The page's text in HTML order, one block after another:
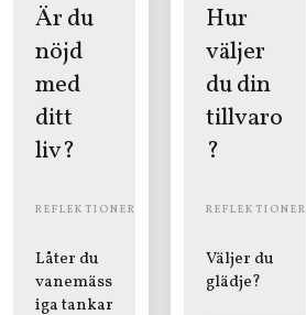
Är du
nöjd
med
ditt
liv?
REFLEKTIONER
Låter du
vanemäss
iga tankar
Hur
väljer
du din
tillvaro
?
REFLEKTIONER
Väljer du
glädje?